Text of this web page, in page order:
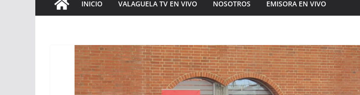
INICIO VALAGUELA TV EN VIVO NOSOTROS EMISORA EN VIVO